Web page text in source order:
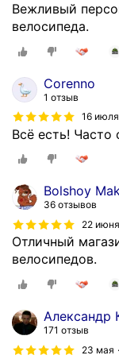
Вежливый
велосипеда.
Corenno
1 отзыв
16 июля
Всё есть!
Bolshoy
36 отзывов
22 июня
Отличный
велосипедов.
Александр
171 отзыв
23 мая